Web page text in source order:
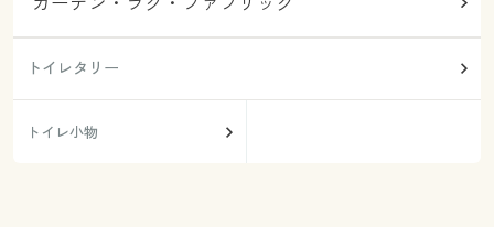
トイレタリー
トイレ小物